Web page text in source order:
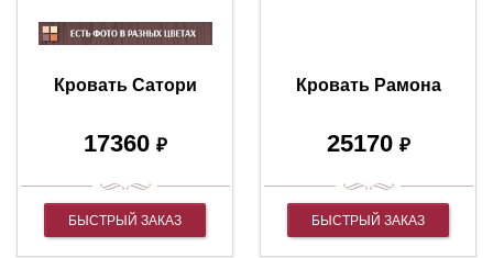
Кровать Сатори
17360 ₽
БЫСТРЫЙ ЗАКАЗ
Кровать Рамона
25170 ₽
БЫСТРЫЙ ЗАКАЗ